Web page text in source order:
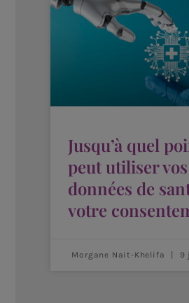
Jusqu’à quel
peut utiliser vos
données de
votre
Morgane Nait-Khelifa 9